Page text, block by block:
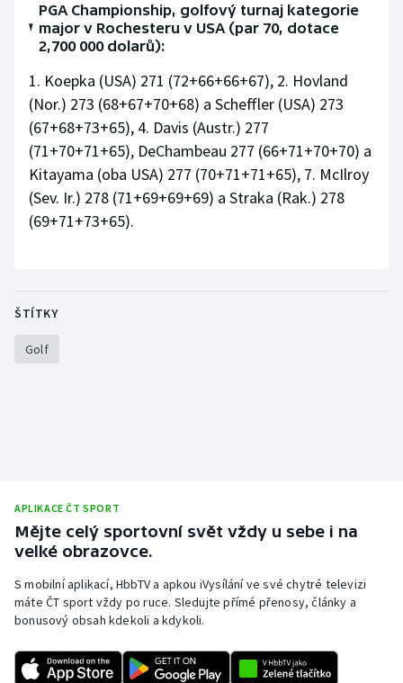
PGA Championship, golfový turnaj kategorie
major v Rochesteru v USA (par 70, dotace
2,700 000 dolarů):
1. Koepka (USA) 271 (72+66+66+67), 2. Hovland
(Nor.) 273 (68+67+70+68) a Scheffler (USA) 273
(67+68+73+65), 4. Davis (Austr.) 277
(71+70+71+65), DeChambeau 277 (66+71+70+70) a
Kitayama (oba USA) 277 (70+71+71+65), 7. McIlroy
(Sev. Ir.) 278 (71+69+69+69) a Straka (Rak.) 278
(69+71+73+65).
ŠTÍTKY
Golf
APLIKACE ČT SPORT
Mějte celý sportovní svět vždy u sebe i na
velké obrazovce.
S mobilní aplikací, HbbTV a apkou iVysílání ve své chytré televizi
máte ČT sport vždy po ruce. Sledujte přímé přenosy, články a
bonusový obsah kdekoli a kdykoli.